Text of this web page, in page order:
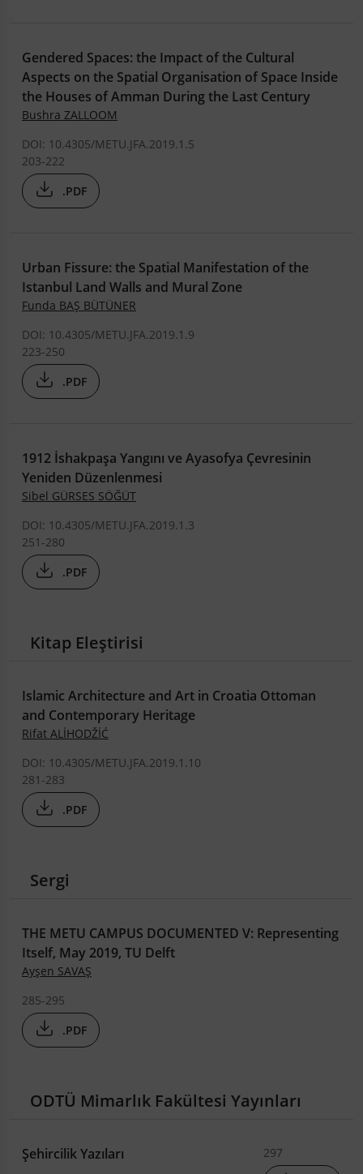
Gendered Spaces: the Impact of the Cultural
Aspects on the Spatial Organisation of Space Inside
the Houses of Amman During the Last Century
Bushra ZALLOOM
DOI: 10.4305/METU.JFA.2019.1.5
203-222
.PDF
Urban Fissure: the Spatial Manifestation of the
Istanbul Land Walls and Mural Zone
Funda BAŞ BÜTÜNER
DOI: 10.4305/METU.JFA.2019.1.9
223-250
.PDF
1912 İshakpaşa Yangını ve Ayasofya Çevresinin
Yeniden Düzenlenmesi
Sibel GÜRSES SÖĞÜT
DOI: 10.4305/METU.JFA.2019.1.3
251-280
.PDF
Kitap Eleştirisi
Islamic Architecture and Art in Croatia Ottoman
and Contemporary Heritage
Rifat ALİHODŽİĆ
DOI: 10.4305/METU.JFA.2019.1.10
281-283
.PDF
Sergi
THE METU CAMPUS DOCUMENTED V: Representing
Itself, May 2019, TU Delft
Ayşen SAVAŞ
285-295
.PDF
ODTÜ Mimarlık Fakültesi Yayınları
Şehircilik Yazıları
297